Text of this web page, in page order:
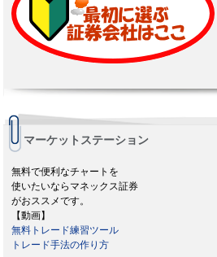
マーケットステーション
無料で便利なチャートを
使いたいならマネックス証券
がおススメです。
【動画】
無料トレード練習ツール
トレード手法の作り方